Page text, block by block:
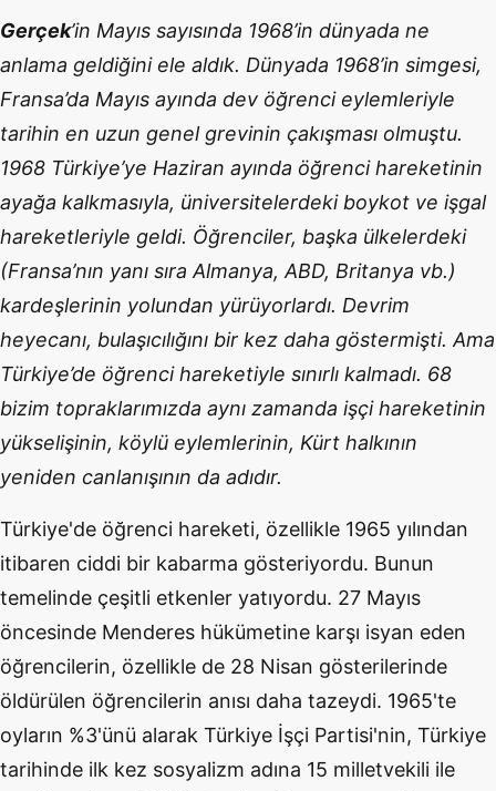
Gerçek’in Mayıs sayısında 1968’in dünyada ne
anlama geldiğini ele aldık. Dünyada 1968’in simgesi,
Fransa’da Mayıs ayında dev öğrenci eylemleriyle
tarihin en uzun genel grevinin çakışması olmuştu.
1968 Türkiye’ye Haziran ayında öğrenci hareketinin
ayağa kalkmasıyla, üniversitelerdeki boykot ve işgal
hareketleriyle geldi. Öğrenciler, başka ülkelerdeki
(Fransa’nın yanı sıra Almanya, ABD, Britanya vb.)
kardeşlerinin yolundan yürüyorlardı. Devrim
heyecanı, bulaşıcılığını bir kez daha göstermişti. Ama
Türkiye’de öğrenci hareketiyle sınırlı kalmadı. 68
bizim topraklarımızda aynı zamanda işçi hareketinin
yükselişinin, köylü eylemlerinin, Kürt halkının
yeniden canlanışının da adıdır.
Türkiye'de öğrenci hareketi, özellikle 1965 yılından
itibaren ciddi bir kabarma gösteriyordu. Bunun
temelinde çeşitli etkenler yatıyordu. 27 Mayıs
öncesinde Menderes hükümetine karşı isyan eden
öğrencilerin, özellikle de 28 Nisan gösterilerinde
öldürülen öğrencilerin anısı daha tazeydi. 1965'te
oyların %3'ünü alarak Türkiye İşçi Partisi'nin, Türkiye
tarihinde ilk kez sosyalizm adına 15 milletvekili ile